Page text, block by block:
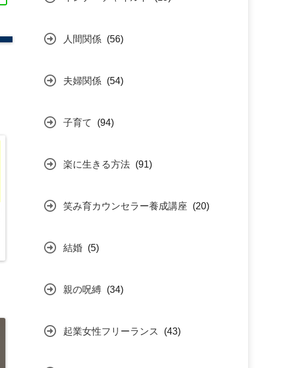
人間関係 (56)
夫婦関係 (54)
子育て (94)
楽に生きる方法 (91)
笑み育カウンセラー養成講座 (20)
結婚 (5)
親の呪縛 (34)
起業女性フリーランス (43)